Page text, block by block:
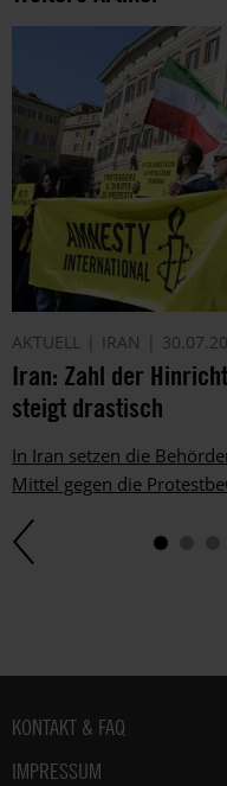
AKTUELL IRAN
Iran: Zahl der
steigt drastisch
In Iran setzen die
Mittel gegen die
Fußbereich
KONTAKT & FAQ
IMPRESSUM